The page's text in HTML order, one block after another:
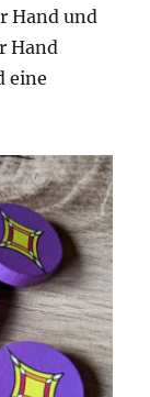
Hand und
Hand
eine